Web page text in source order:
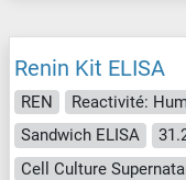
Renin Kit ELISA
REN Reactivité:
Sandwich ELISA